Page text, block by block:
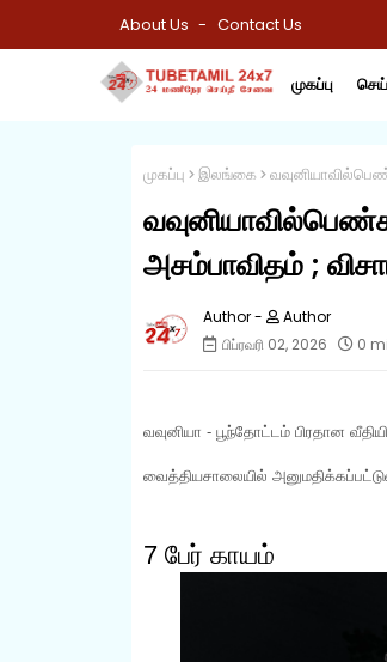
About Us Contact Us
முகப்பு
முகப்பு இலங்கை
அசம்பாவிதம் ;
Author
பிப்ரவரி 02, 2026
0
வவுனியா - பூந்தோட்டம் பிரதான
வைத்தியசாலையில்
7 பேர் காயம்